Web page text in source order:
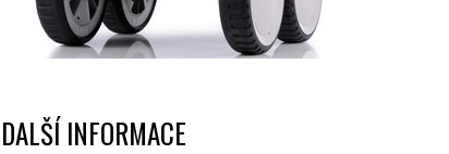
DALŠÍ INFORMACE